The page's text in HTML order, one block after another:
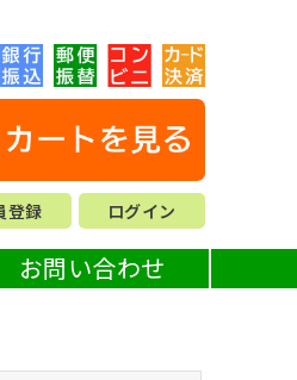
登録 ログイン
お問い合わせ